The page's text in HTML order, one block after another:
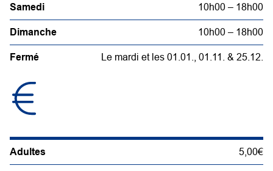
Samedi 10h00 – 18h00
Dimanche 10h00 – 18h00
Fermé Le mardi et les 01.01., 01.11. & 25.12.
Adultes 5,00€